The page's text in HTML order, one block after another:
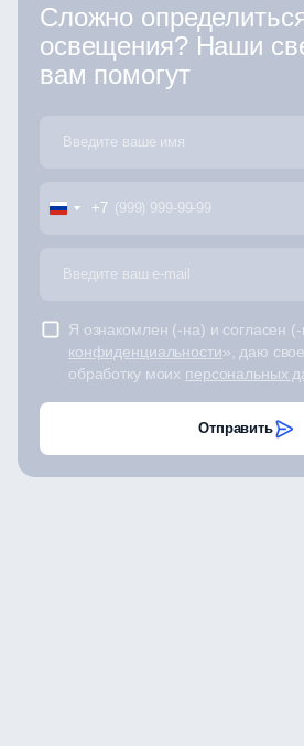
Сложно
освещения? Наши
вам помогут
+7
Я ознакомлен (-на) и согласен
конфиденциальности», даю
обработку моих персональных
Отправить